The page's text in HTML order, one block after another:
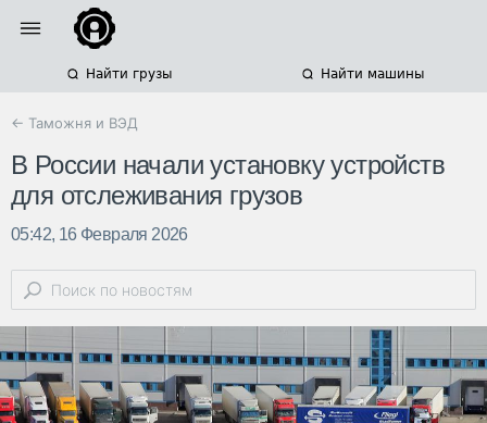
Найти грузы Найти машины
← Таможня и ВЭД
В России начали установку устройств
для отслеживания грузов
05:42, 16 Февраля 2026